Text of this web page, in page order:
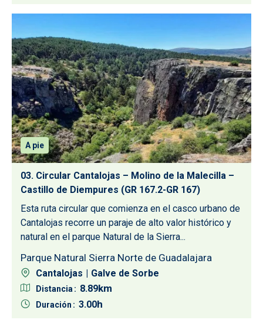
A pie
03. Circular Cantalojas – Molino de la Malecilla –
Castillo de Diempures (GR 167.2-GR 167)
Esta ruta circular que comienza en el casco urbano de
Cantalojas recorre un paraje de alto valor histórico y
natural en el parque Natural de la Sierra...
Parque Natural Sierra Norte de Guadalajara
Cantalojas Galve de Sorbe
Distancia 8.89
Duración 3.00